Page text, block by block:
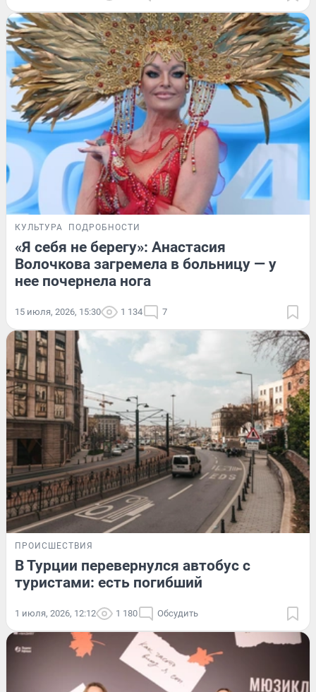
КУЛЬТУРА ПОДРОБНОСТИ
«Я себя не берегу»: Анастасия
Волочкова загремела в больницу — у
нее почернела нога
15 июля, 2026, 15:30 1 134 7
ПРОИСШЕСТВИЯ
В Турции перевернулся автобус с
туристами: есть погибший
1 июля, 2026, 12:12 1 180 Обсудить